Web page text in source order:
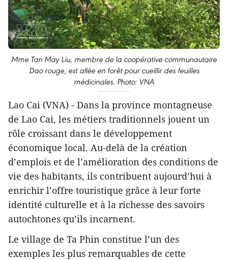
Mme Tan May Liu, membre de la coopérative communautaire
Dao rouge, est allée en forêt pour cueillir des feuilles
médicinales. Photo: VNA
Lao Cai (VNA) - Dans la province montagneuse
de Lao Cai, les métiers traditionnels jouent un
rôle croissant dans le développement
économique local. Au-delà de la création
d’emplois et de l’amélioration des conditions de
vie des habitants, ils contribuent aujourd’hui à
enrichir l’offre touristique grâce à leur forte
identité culturelle et à la richesse des savoirs
autochtones qu’ils incarnent.
Le village de Ta Phin constitue l’un des
exemples les plus remarquables de cette